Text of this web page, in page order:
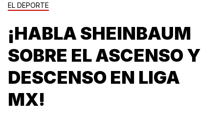
EL DEPORTE
¡HABLA SHEINBAUM
SOBRE EL ASCENSO Y
DESCENSO EN LIGA
MX!